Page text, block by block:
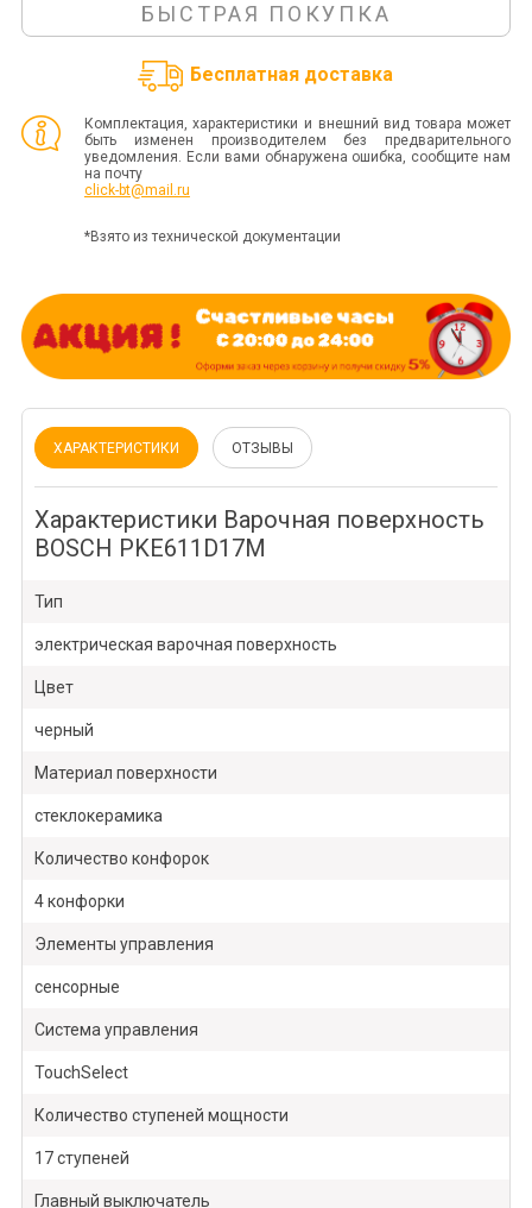
БЫСТРАЯ ПОКУПКА
Бесплатная доставка
Комплектация, характеристики и внешний вид товара может
быть изменен производителем без предварительного
уведомления. Если вами обнаружена ошибка, сообщите нам
на почту
click-bt@mail.ru
*Взято из технической документации
ХАРАКТЕРИСТИКИ ОТЗЫВЫ
Характеристики Варочная поверхность
BOSCH PKE611D17M
Тип
электрическая варочная поверхность
Цвет
черный
Материал поверхности
стеклокерамика
Количество конфорок
4 конфорки
Элементы управления
сенсорные
Система управления
TouchSelect
Количество ступеней мощности
17 ступеней
Главный выключатель